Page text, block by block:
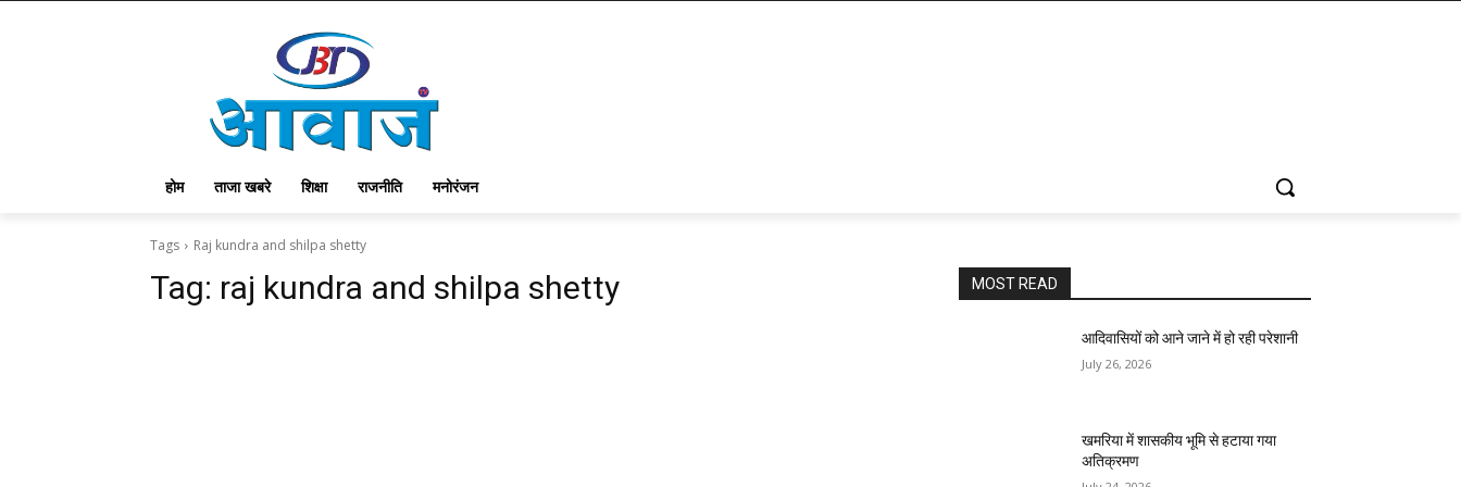
होम ताजा खबरे शिक्षा राजनीति मनोरंजन
Tags Raj kundra and shilpa shetty
Tag: raj kundra and shilpa shetty MOST READ
आदिवासियों को आने जाने में हो रही परेशानी
July 26, 2026
खमरिया में शासकीय भूमि से हटाया गया
अतिक्रमण